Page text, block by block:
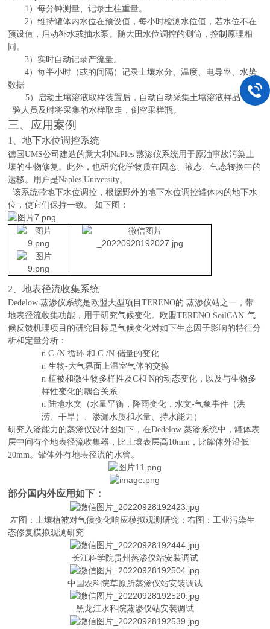
1 ）每分钟测量、记录土柱重量。
2）维持罐体内水位在预设值，每小时检测水位值，若水位不在
预设值，启动补水或抽水泵。随大田水位调控的测筒，控制原理相
同。
3）实时自动记录产流量。
4）每半小时（或的间隔）记录土壤水分、温度、电导率、水势
数据
5）启动土壤溶液取样装置后，自动自动采集土壤溶液样品，实
验人员及时将采集的水样取走，倒空采样瓶。
三、应用案例
1 、地下水位调控系统
德国UMS公司建造的意大利NaPles 蒸渗仪系统用于原油事故污染土
壤的生物修复。此外，也研究化学物质在固态、液态、气态转换中的
运移。用户是Naples University。
该系统带地下水位调控，根据野外的地下水位调控罐体内的地下水
位，使它们保持一致。
如下图：
2、地表径流收集系统
Dedelow蒸渗仪系统是欧盟大型项目TERENO的 蒸渗仪站之一，带
地表径流收集功能，用于研究气候变化。欧盟TERENO SoilCAN-气
候反馈机理项目的研究目标是气候变化对如下生态因子影响的特征分
析和定量分析：
nC-/N 循环 和 C-/N 储量的变化
n生物-大气界面上温室气体的交换
n植被和微生物多样性及C和 N的动态变化，以及与生物多
样性变化的耦合关系
n 陆地水文（水量平衡，降雨变化，水文-气象事件（洪
涝、干旱）、渗漏水质和水量、持水能力）
研究入渗能力的蒸渗仪设计图如下，在Dedelow 蒸渗系统中，罐体表
层中间有个地表径流收集器，比土壤表层高10mm，比罐体外沿低
20mm。罐体外有地表径流的水管。
部分国内外应用如下：
左图：土壤植被对气候变化响应模拟观测研究；右图：工业污染生
态修复模拟观测研究
长江科学院贵州蒸渗仪站安装调试
中国农科院草原所蒸渗仪站安装调试
黑龙江水科院蒸渗仪站安装调试